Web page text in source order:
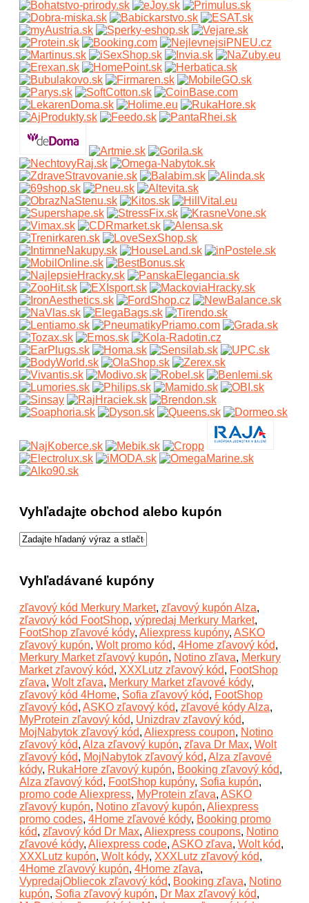
Vyhľadajte obchod alebo kupón
Vyhľadávané kupóny
zľavový kód Merkury Market, zľavový kupón Alza,
zľavový kód FootShop, výpredaj Merkury Market,
FootShop zľavové kódy, Aliexpress kupóny, ASKO
zľavový kupón, Wolt promo kód, 4Home zľavový kód,
Merkury Market zľavový kupón, Notino zľava, Merkury
Market zľavový kód, XXXLutz zľavový kód, FootShop
zľava, Wolt zľava, Merkury Market zľavové kódy,
zľavový kód 4Home, Sofia zľavový kód, FootShop
zľavový kód, ASKO zľavový kód, zľavové kódy Alza,
MyProtein zľavový kód, Unizdrav zľavový kód,
MojNabytok zľavový kód, Aliexpress coupon, Notino
zľavový kód, Alza zľavový kupón, zľava Dr Max, Wolt
zľavový kód, MojNabytok zľavový kód, Alza zľavové
kódy, RukaHore zľavový kupón, Booking zľavový kód,
Alza zľavový kód, FootShop kupóny, Sofia kupón,
promo code Aliexpress, MyProtein zľava, ASKO
zľavový kupón, Notino zľavový kupón, Aliexpress
promo codes, 4Home zľavové kódy, Booking promo
kód, zľavový kód Dr Max, Aliexpress coupons, Notino
zľavové kódy, Aliexpress code, ASKO zľava, Wolt kód,
XXXLutz kupón, Wolt kódy, XXXLutz zľavový kód,
4Home zľavový kupón, 4Home zľava,
VypredajObliecok zľavový kód, Booking zľava, Notino
kupón, Sofia zľavový kupón, Dr Max zľavový kód,